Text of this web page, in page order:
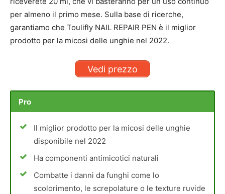
per almeno il primo mese. Sulla base di ricerche,
garantiamo che Toulifly NAIL REPAIR PEN è il miglior
prodotto per la micosi delle unghie nel 2022.
Vedi prezzo
Pro
Il miglior prodotto per la micosi delle unghie
disponibile nel 2022
Ha componenti antimicotici naturali
Combatte i danni da funghi come lo
scolorimento, le screpolature o le texture ruvide